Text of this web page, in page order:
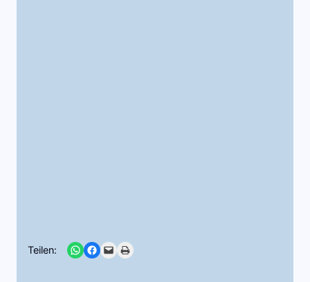
Teilen: Share on WhatsApp
Share on Facebook
Email this PagePrint this Page